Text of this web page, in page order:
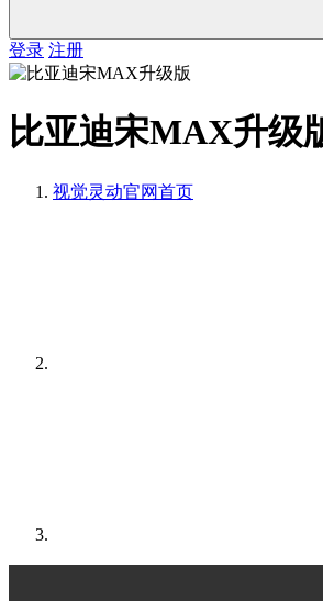
登录 注册
比亚迪宋MAX升级
视觉灵动官网首页